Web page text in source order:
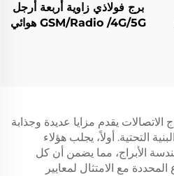
برج فولاذي زاوية أربعة أرجل
GSM/Radio /4G/5G هوائي
يقدم مزايا عديدة وجذابة
التحتية. أولاً، يجلب هؤلاء
الأبراج، مما يضمن أن كل
مع الامتثال لمعايير